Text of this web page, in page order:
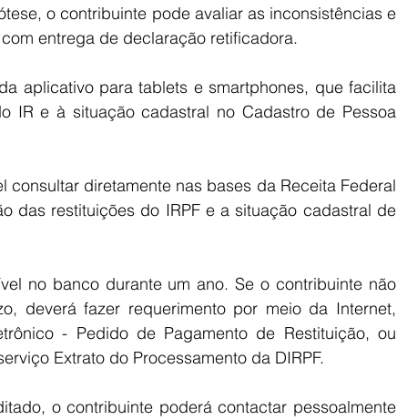
o contribuinte pode avaliar as inconsistências e
entrega de declaração retificadora.
aplicativo para tablets e smartphones, que facilita
IR e à situação cadastral no Cadastro de Pessoa
consultar diretamente nas bases da Receita Federal
das restituições do IRPF e a situação cadastral de
no banco durante um ano. Se o contribuinte não
deverá fazer requerimento por meio da Internet,
- Pedido de Pagamento de Restituição, ou
Extrato do Processamento da DIRPF.
o contribuinte poderá contactar pessoalmente